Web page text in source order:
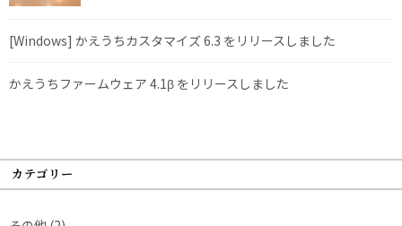
[Windows] かえうちカスタマイズ 6.3 をリリースしました
かえうちファームウェア 4.1β をリリースしました
カテゴリー